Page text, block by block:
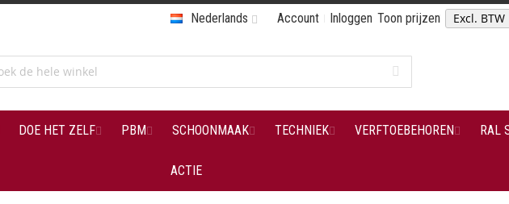
Account Inloggen Toon prijzen
Nederlands
DOE HET ZELF PBM SCHOONMAAK TECHNIEK VERFTOEBEHOREN RAL
ACTIE